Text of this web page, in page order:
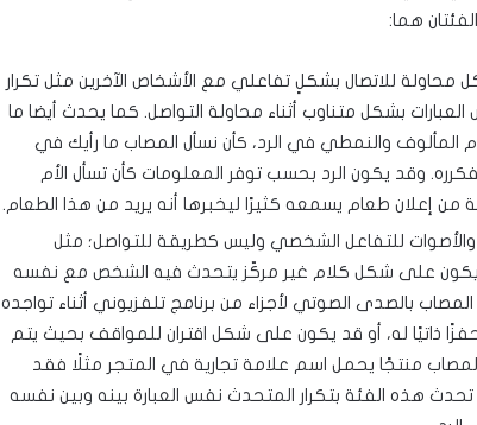
هما:
للاتصال بشكلٍ تفاعلي مع الأشخاص الآخرين مثل تكرار
بشكل متناوب أثناء محاولة التواصل. كما يحدث أيضا ما
المألوف والنمطي في الرد، كأن نسأل المصاب ما رأيك في
وقد يكون الرد بحسب توفر المعلومات كأن تسأل الأم
من إعلان طعام يسمعه كثيرًا ليخبرها أنه يريد من هذا الطعام.
للتفاعل الشخصي وليس كطريقة للتواصل؛ مثل
ويكون على شكل كلام غير مركّز يتحدث فيه الشخص مع نفسه
بالصدى الصوتي لأجزاء من برنامج تلفزيوني أثناء تواجده
ذاتيًا له، أو قد يكون على شكل اقتران للمواقف بحيث يتم
منتجًا يحمل اسم علامة تجارية في المتجر مثلًا فقد
تحدث هذه الفئة بتكرار المتحدث نفس العبارة بينه وبين نفسه